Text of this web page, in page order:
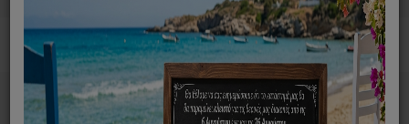
Ανταλλακτικά ηλεκτρικών συσκευών MENU
Απολύμανση όλων των
συσκευών και προφύλαξη